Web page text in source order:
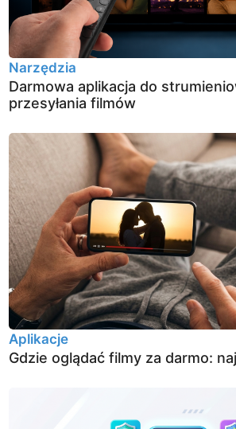
Narzędzia
Darmowa aplikacja do
przesyłania filmów
Aplikacje
Gdzie oglądać filmy za darmo: